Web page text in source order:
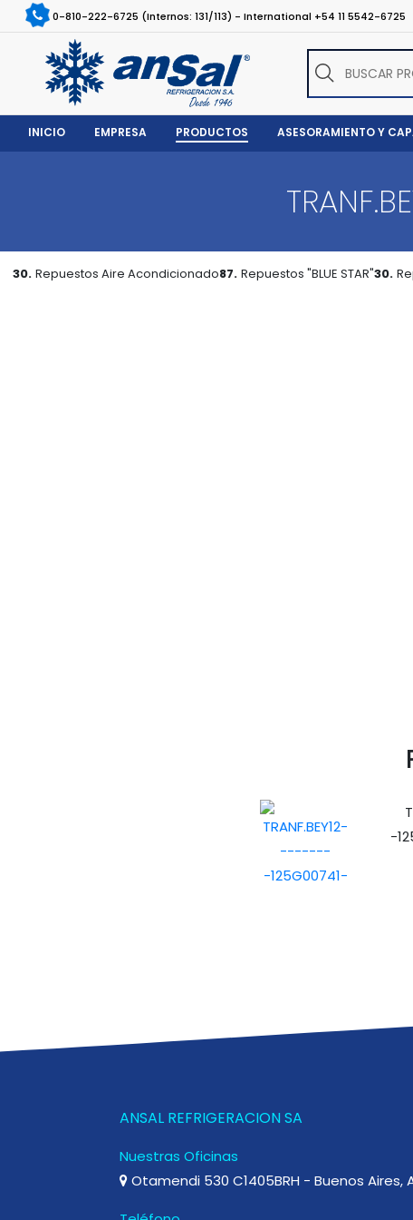
0-810-222-6725 (Internos: 131/113) - International +54 11 5542-6725
INICIO EMPRESA PRODUCTOS ASESORAMIENTO Y
30. Repuestos Aire Acondicionado87. Repuestos "BLUE STAR"30.
-
ANSAL REFRIGERACION SA
Nuestras Oficinas
Otamendi 530 C1405BRH - Buenos Aires,